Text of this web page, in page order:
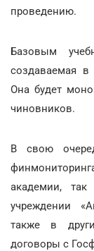
проведению.
Базовым
создаваемая в
Она будет
чиновников.
В свою
академии, так
учреждении
также в
договоры с